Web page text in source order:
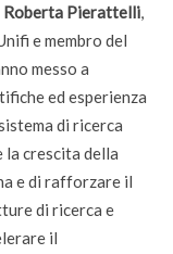
Roberta Pierattelli,
e membro del
messo a
ed esperienza
di ricerca
la crescita della
e di rafforzare il
di ricerca e
il